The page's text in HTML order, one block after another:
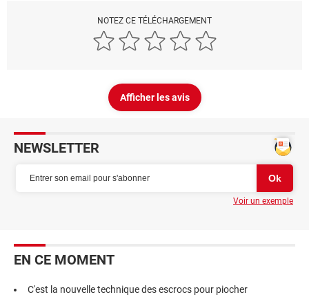
NOTEZ CE TÉLÉCHARGEMENT
Afficher les avis
NEWSLETTER
Voir un exemple
EN CE MOMENT
C'est la nouvelle technique des escrocs pour piocher